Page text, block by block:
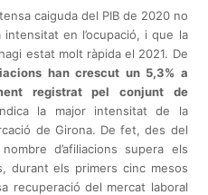
caiguda del PIB de 2020 no
intensitat en l’ocupació, i que la
estat molt ràpida el 2021. De
han crescut un 5,3% a
registrat pel conjunt de
la major intensitat de la
de Girona. De fet, des del
d’afiliacions supera els
durant els primers cinc mesos
recuperació del mercat laboral